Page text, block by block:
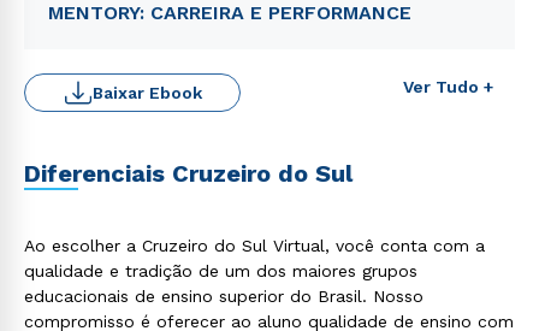
MENTORY: CARREIRA E PERFORMANCE
Ver Tudo +
Baixar Ebook
Diferenciais Cruzeiro do Sul
Ao escolher a Cruzeiro do Sul Virtual, você conta com a
qualidade e tradição de um dos maiores grupos
educacionais de ensino superior do Brasil. Nosso
compromisso é oferecer ao aluno qualidade de ensino com